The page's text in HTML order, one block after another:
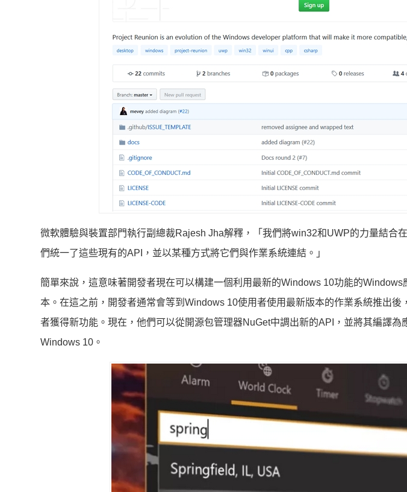
微軟體驗與裝置部門執行副總裁Rajesh Jha解釋，「我們將win32和UWP的力量結合
們統一了這些現有的API，並以某種方式將它們與作業系統連結。」
簡單來說，這意味著開發者現在可以構建一個利用最新的Windows 10功能的
本。在這之前，開發者通常會等到Windows 10使用者使用最新版本的作業系統推出後
者獲得新功能。現在，他們可以從開源包管理器NuGet中調出新的API，並將其編譯為
Windows 10。